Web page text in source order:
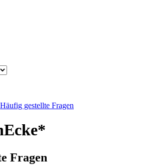
Häufig gestellte Fragen
Fragen